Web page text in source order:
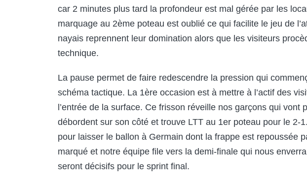
car 2 minutes plus tard la profondeur est mal gérée par les
marquage au 2ème poteau est oublié ce qui facilite le jeu de
nayais reprennent leur domination alors que les visiteurs
technique.
La pause permet de faire redescendre la pression qui
schéma tactique. La 1ère occasion est à mettre à l’actif des
l’entrée de la surface. Ce frisson réveille nos garçons qui
débordent sur son côté et trouve LTT au 1er poteau pour le 2-
pour laisser le ballon à Germain dont la frappe est repoussée
marqué et notre équipe file vers la demi-finale qui nous
seront décisifs pour le sprint final.